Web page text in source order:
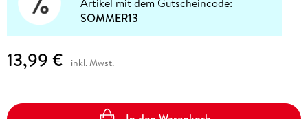
SOMMER13
13,99 € inkl. Mwst.